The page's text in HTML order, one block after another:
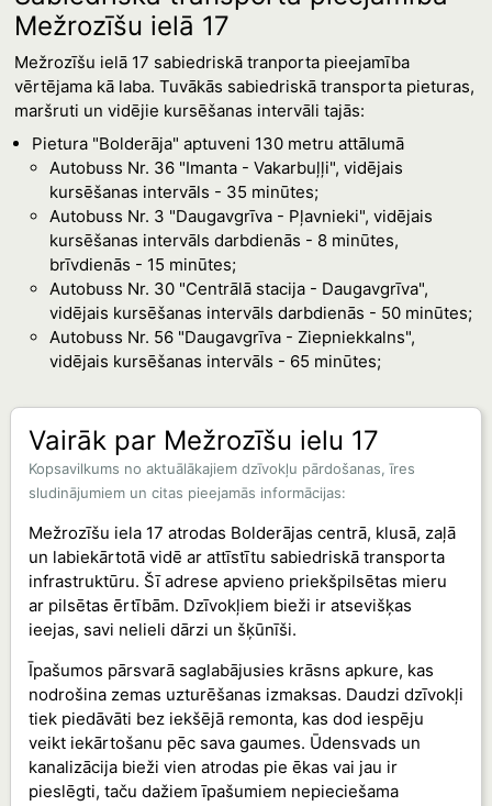
Mežrozīšu ielā 17
Mežrozīšu ielā 17 sabiedriskā tranporta pieejamība
vērtējama kā laba. Tuvākās sabiedriskā transporta pieturas,
maršruti un vidējie kursēšanas intervāli tajās:
Pietura "Bolderāja" aptuveni 130 metru attālumā
Autobuss Nr. 36 "Imanta - Vakarbuļļi", vidējais
kursēšanas intervāls - 35 minūtes;
Autobuss Nr. 3 "Daugavgrīva - Pļavnieki", vidējais
kursēšanas intervāls darbdienās - 8 minūtes,
brīvdienās - 15 minūtes;
Autobuss Nr. 30 "Centrālā stacija - Daugavgrīva",
vidējais kursēšanas intervāls darbdienās - 50 minūtes;
Autobuss Nr. 56 "Daugavgrīva - Ziepniekkalns",
vidējais kursēšanas intervāls - 65 minūtes;
Vairāk par Mežrozīšu ielu 17
Kopsavilkums no aktuālākajiem dzīvokļu pārdošanas, īres
sludinājumiem un citas pieejamās informācijas:
Mežrozīšu iela 17 atrodas Bolderājas centrā, klusā, zaļā
un labiekārtotā vidē ar attīstītu sabiedriskā transporta
infrastruktūru. Šī adrese apvieno priekšpilsētas mieru
ar pilsētas ērtībām. Dzīvokļiem bieži ir atsevišķas
ieejas, savi nelieli dārzi un šķūnīši.
Īpašumos pārsvarā saglabājusies krāsns apkure, kas
nodrošina zemas uzturēšanas izmaksas. Daudzi dzīvokļi
tiek piedāvāti bez iekšējā remonta, kas dod iespēju
veikt iekārtošanu pēc sava gaumes. Ūdensvads un
kanalizācija bieži vien atrodas pie ēkas vai jau ir
pieslēgti, taču dažiem īpašumiem nepieciešama